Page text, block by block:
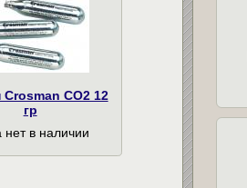
CO2 12
гр
нет в наличии